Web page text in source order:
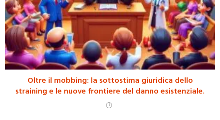
Oltre il mobbing: la sottostima giuridica dello
straining e le nuove frontiere del danno esistenziale.